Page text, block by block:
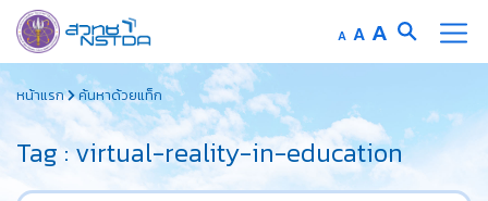
to
content
A Decrease
font
AReset
font
A Increase
font
หน้าแรก ค้นหาด้วยแท็ก
Tag : virtual-reality-in-education